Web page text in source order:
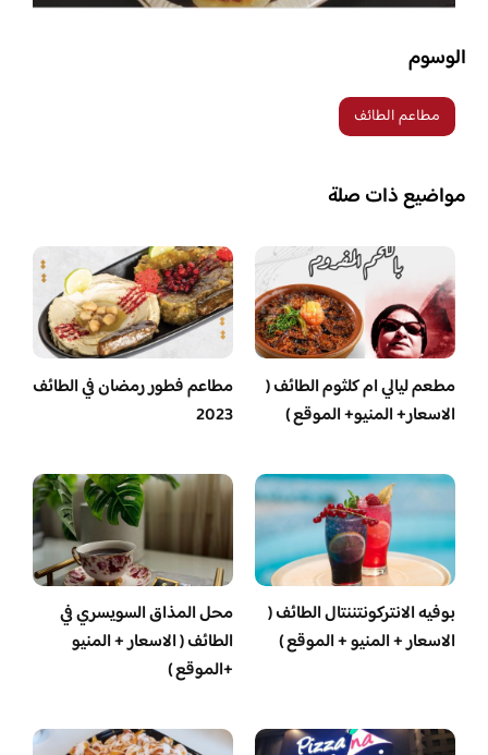
الوسوم
مطاعم الطائف
مواضيع ذات صلة
مطعم ليالي ام كلثوم الطائف (
الاسعار+ المنيو+ الموقع )
مطاعم فطور رمضان في الطائف
2023
بوفيه الانتركونتننتال الطائف (
الاسعار + المنيو + الموقع )
محل المذاق السويسري في
الطائف ( الاسعار + المنيو
+الموقع )